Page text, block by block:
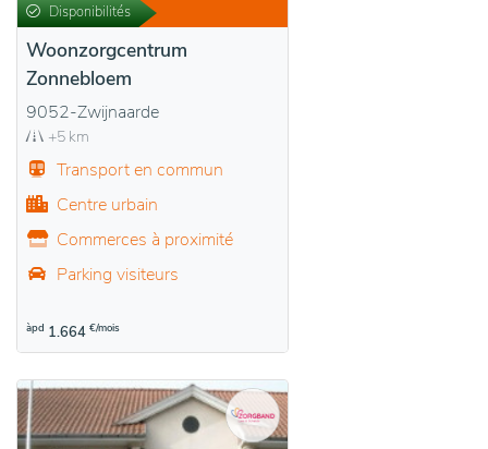
Disponibilités
Woonzorgcentrum
Zonnebloem
9052-Zwijnaarde
+5 km
Transport en commun
Centre urbain
Commerces à proximité
Parking visiteurs
àpd 1.664 €/mois